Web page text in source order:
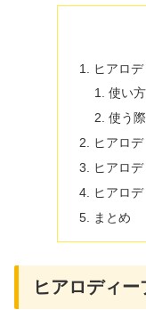
ヒアロ
使い方
使う
ヒアロ
ヒアロ
ヒアロ
まとめ
ヒアロディ